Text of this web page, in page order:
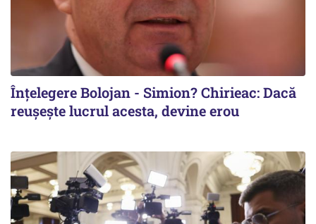
Înțelegere Bolojan - Simion? Chirieac: Dacă
reușește lucrul acesta, devine erou